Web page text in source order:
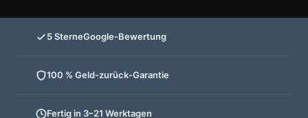
5 SterneGoogle-Bewertung
100 % Geld-zurück-Garantie
Fertig in 3–21 Werktagen